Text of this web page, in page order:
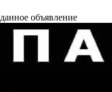
данное объявление